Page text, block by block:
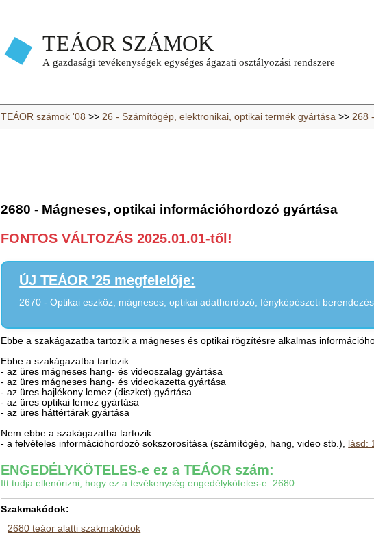
TEÁOR számok '08 >>26 - Számítógép, elektronikai, optikai termék gyártása >>268
2680 - Mágneses, optikai információhordozó gyártása
FONTOS VÁLTOZÁS 2025.01.01-től!
ÚJ TEÁOR '25 megfelelője:
2670 - Optikai eszköz, mágneses, optikai adathordozó, fényképészeti
Ebbe a szakágazatba tartozik a mágneses és optikai rögzítésre alkalmas
Ebbe a szakágazatba tartozik:
- az üres mágneses hang- és videoszalag gyártása
- az üres mágneses hang- és videokazetta gyártása
- az üres hajlékony lemez (diszket) gyártása
- az üres optikai lemez gyártása
- az üres háttértárak gyártása
Nem ebbe a szakágazatba tartozik:
- a felvételes információhordozó sokszorosítása (számítógép, hang, video stb.), lásd:
ENGEDÉLYKÖTELES-e ez a TEÁOR szám:
Itt tudja ellenőrizni, hogy ez a tevékenység engedélyköteles-e: 2680
Szakmakódok:
2680 teáor alatti szakmakódok